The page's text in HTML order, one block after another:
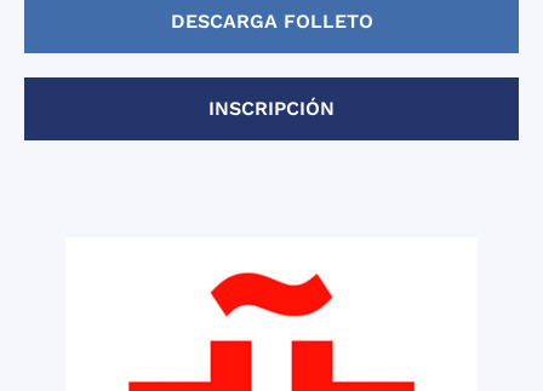
DESCARGA FOLLETO
INSCRIPCIÓN